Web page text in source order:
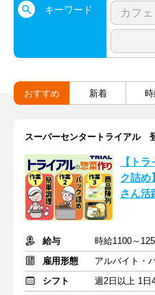
キーワード
おすすめ 新着
スーパーセンタートライアル
【ト
ク詰め
さん活
給与
時給1100～
雇用形態
アルバイト・
シフト
週2日以上 1日